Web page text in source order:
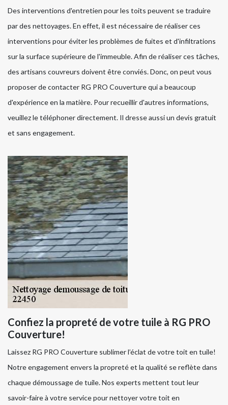
Des interventions d'entretien pour les toits peuvent se traduire
par des nettoyages. En effet, il est nécessaire de réaliser ces
interventions pour éviter les problèmes de fuites et d'infiltrations
sur la surface supérieure de l'immeuble. Afin de réaliser ces tâches,
des artisans couvreurs doivent être conviés. Donc, on peut vous
proposer de contacter RG PRO Couverture qui a beaucoup
d'expérience en la matière. Pour recueillir d'autres informations,
veuillez le téléphoner directement. Il dresse aussi un devis gratuit
et sans engagement.
Confiez la propreté de votre tuile à RG PRO
Couverture!
Laissez RG PRO Couverture sublimer l’éclat de votre toit en tuile!
Notre engagement envers la propreté et la qualité se reflète dans
chaque démoussage de tuile. Nos experts mettent tout leur
savoir-faire à votre service pour nettoyer votre toit en